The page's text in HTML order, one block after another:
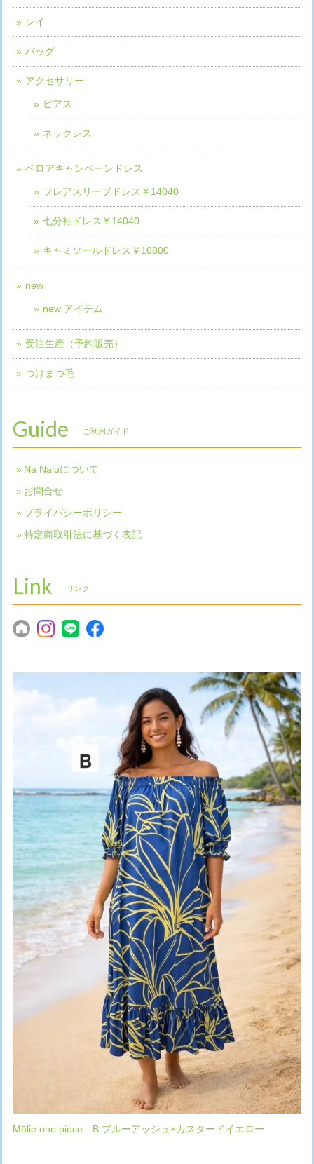
レイ
バッグ
アクセサリー
ピアス
ネックレス
ベロアキャンペーンドレス
フレアスリーブドレス￥14040
七分袖ドレス￥14040
キャミソールドレス￥10800
new
new アイテム
受注生産（予約販売）
つけまつ毛
Guide ご利用ガイド
Na Naluについて
お問合せ
プライバシーポリシー
特定商取引法に基づく表記
Link リンク
Mālie one piece B ブルーアッシュ×カスタードイエロー